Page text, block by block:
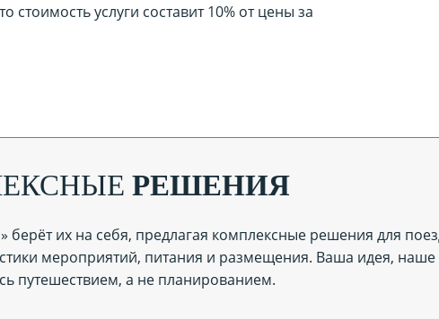
услуги составит 10% от цены за
РЕШЕНИЯ
их на себя, предлагая комплексные решения для
мероприятий, питания и размещения. Ваша идея,
путешествием, а не планированием.